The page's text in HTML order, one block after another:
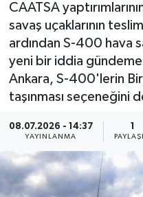
CAATSA
savaş uçaklarının
ardından S-400 hava
yeni bir iddia
Ankara, S-400'lerin
taşınması seçeneğini
08.07.2026 - 14:37
YAYINLANMA
1